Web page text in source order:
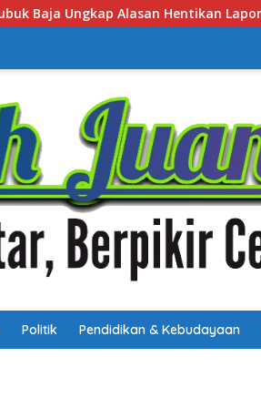
Pengawasan Anak Tanpa Izin
Politik Pendidikan & Kebudayaan